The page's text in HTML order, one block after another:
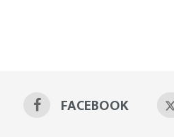
FACEBOOK